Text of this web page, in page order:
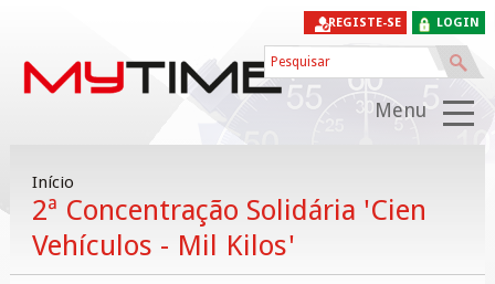
LOGIN
REGISTE-SE
Menu
Início
2ª Concentração Solidária 'Cien
Vehículos - Mil Kilos'